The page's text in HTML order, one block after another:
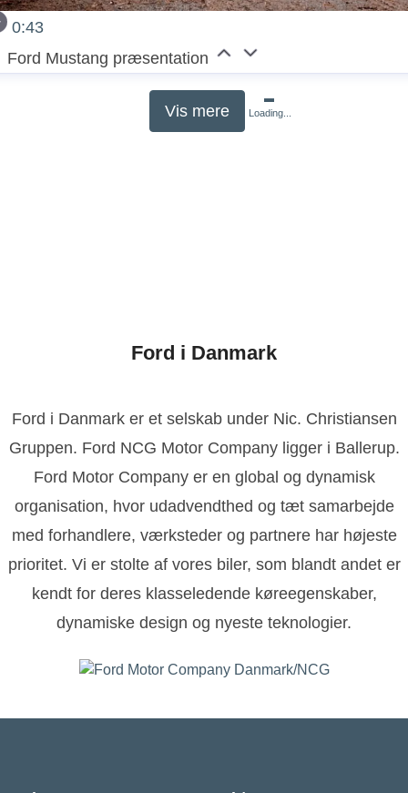
0:43
Ford Mustang præsentation
Vis mere Loading...
Ford i Danmark
Ford i Danmark er et selskab under Nic. Christiansen
Gruppen. Ford NCG Motor Company ligger i Ballerup.
Ford Motor Company er en global og dynamisk
organisation, hvor udadvendthed og tæt samarbejde
med forhandlere, værksteder og partnere har højeste
prioritet. Vi er stolte af vores biler, som blandt andet er
kendt for deres klasseledende køreegenskaber,
dynamiske design og nyeste teknologier.